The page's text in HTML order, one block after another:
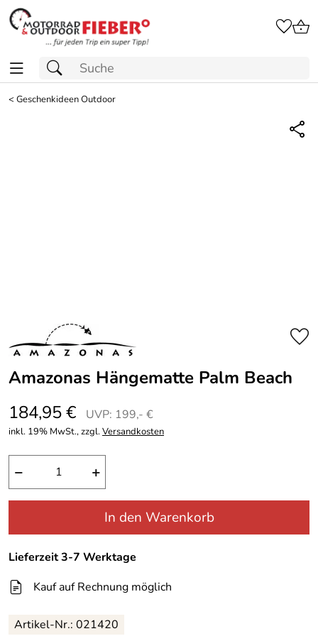
<Geschenkideen Outdoor
Amazonas Hängematte Palm Beach
184,95 €
UVP: 199,- €
inkl. 19% MwSt., zzgl.Versandkosten
− +
In den Warenkorb
Lieferzeit 3-7 Werktage
Kauf auf Rechnung möglich
Artikel-Nr.: 021420